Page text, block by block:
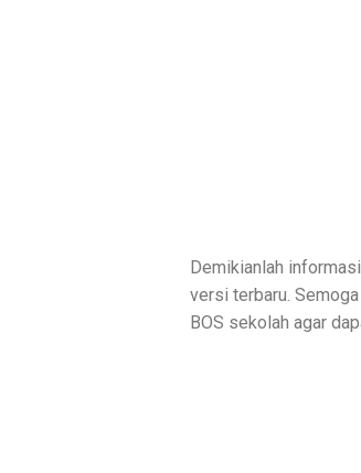
Demikianlah
versi terbaru.
BOS sekolah agar